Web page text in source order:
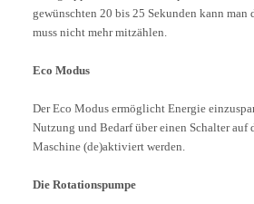
gewünschten 20 bis 25 Sekunden kann man
muss nicht mehr mitzählen.
Eco Modus
Der Eco Modus ermöglicht Energie
Nutzung und Bedarf über einen Schalter auf
Maschine (de)aktiviert werden.
Die Rotationspumpe